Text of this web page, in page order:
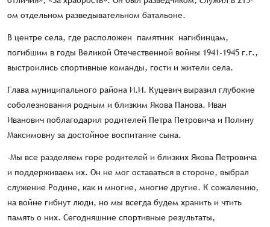
ом отдельном разведывательном батальоне.
В центре села, где расположен памятник нагибинцам,
погибшим в годы Великой Отечественной войны 1941-1945 г.г.,
выстроились спортивные команды, гости и жители села.
Глава муниципального района И.И. Куцевич выразил глубокие
соболезнования родным и близким Якова Панова. Иван
Иванович поблагодарил родителей Петра Петровича и Полину
Максимовну за достойное воспитание сына.
-Мы все разделяем горе родителей и близких Якова Петровича
и поддерживаем их. Он не мог оставаться в стороне, выбрал
служение Родине, как и многие, многие другие. К сожалению,
на войне гибнут люди, но мы всегда будем хранить и чтить
память о них. Сегодняшние спортивные результаты,